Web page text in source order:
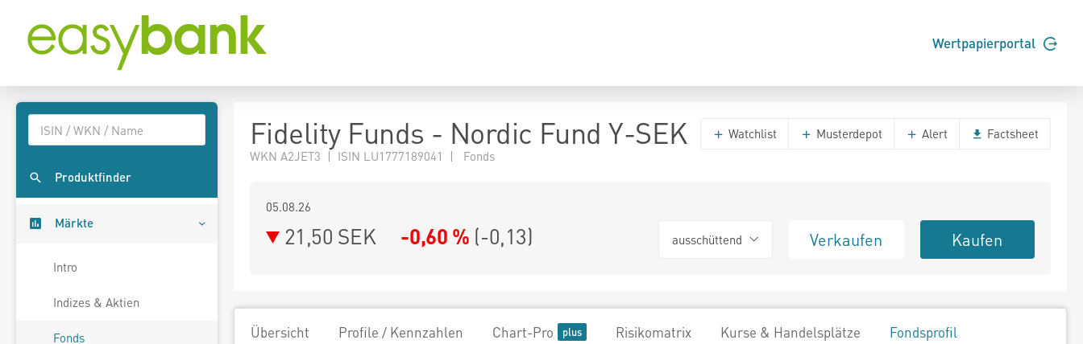
Wertpapierportal
Produktfinder
Märkte
Intro
Indizes & Aktien
Fonds
Fidelity Funds - Nordic Fund Y-SEK
WKN A2JET3 | ISIN LU1777189041 | Fonds
Watchlist Musterdepot Alert Factsheet
05.08.26
21,50 SEK -0,60 % (-0,13) ausschüttend Verkaufen Kaufen
Übersicht Profile / Kennzahlen Chart-Pro Risikomatrix Kurse & Handelsplätze Fondsprofil